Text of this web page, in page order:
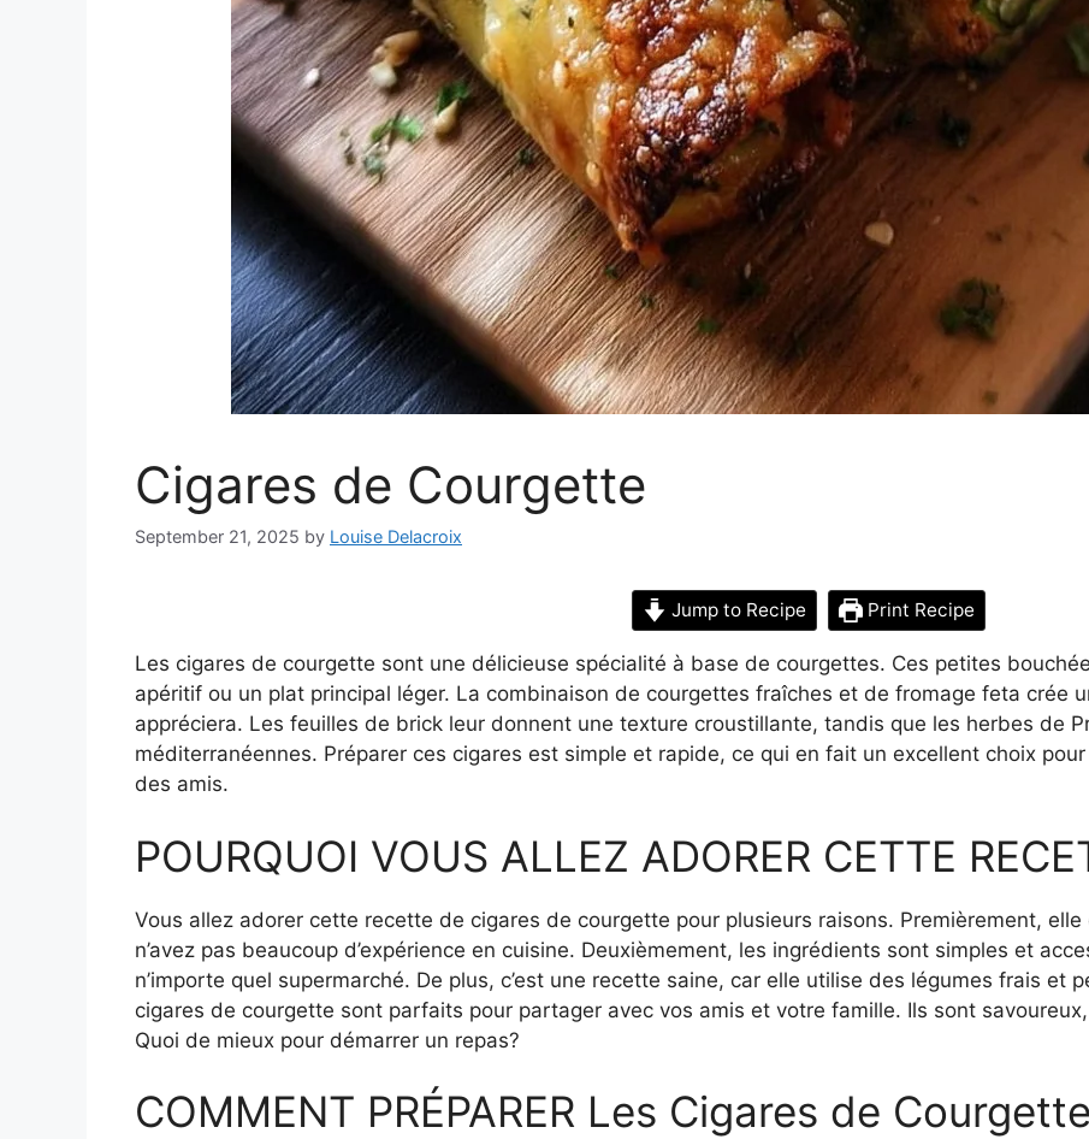
Cigares de Courgette
September 21, 2025 by Louise Delacroix
Jump to Recipe Print Recipe
Les cigares de courgette sont une délicieuse spécialité à base de courgettes. Ces petites
apéritif ou un plat principal léger. La combinaison de courgettes fraîches et de fromage feta crée
appréciera. Les feuilles de brick leur donnent une texture croustillante, tandis que les herbes de
méditerranéennes. Préparer ces cigares est simple et rapide, ce qui en fait un excellent choix
des amis.
POURQUOI VOUS ALLEZ ADORER CETTE
Vous allez adorer cette recette de cigares de courgette pour plusieurs raisons. Premièrement,
n’avez pas beaucoup d’expérience en cuisine. Deuxièmement, les ingrédients sont simples et
n’importe quel supermarché. De plus, c’est une recette saine, car elle utilise des légumes frais et
cigares de courgette sont parfaits pour partager avec vos amis et votre famille. Ils sont
Quoi de mieux pour démarrer un repas?
COMMENT PRÉPARER Les Cigares de Courgette